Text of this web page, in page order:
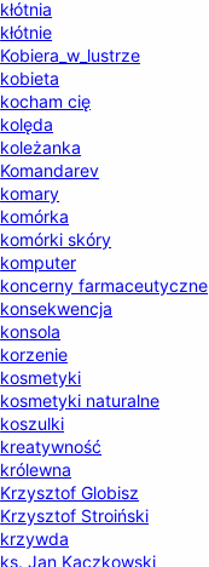
kłótnia
kłótnie
Kobiera_w_lustrze
kobieta
kocham cię
kolęda
koleżanka
Komandarev
komary
komórka
komórki skóry
komputer
koncerny farmaceutyczne
konsekwencja
konsola
korzenie
kosmetyki
kosmetyki naturalne
koszulki
kreatywność
królewna
Krzysztof Globisz
Krzysztof Stroiński
krzywda
ks. Jan Kaczkowski